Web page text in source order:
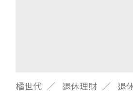
橘世代 退休理財 退